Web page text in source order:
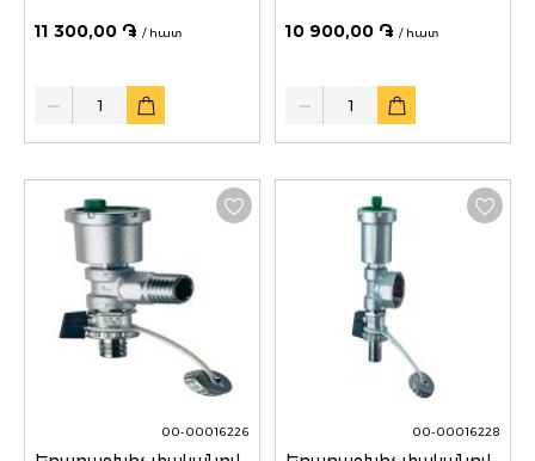
11 300,00 ֏ / հատ 10 900,00 ֏ / հատ
00-00016226 00-00016228